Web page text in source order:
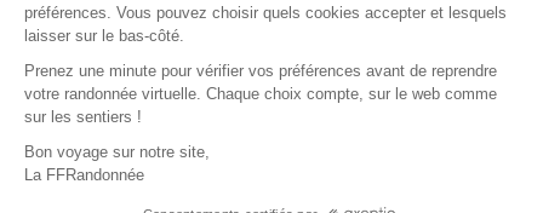
Politique de confidentialité
préférences. Vous pouvez choisir quels cookies accepter et lesquels
laisser sur le bas-côté.
Prenez une minute pour vérifier vos préférences avant de reprendre
votre randonnée virtuelle. Chaque choix compte, sur le web comme
sur les sentiers !
Bon voyage sur notre site,
La FFRandonnée